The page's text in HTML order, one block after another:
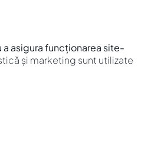
asigura funcționarea site-
și marketing sunt utilizate